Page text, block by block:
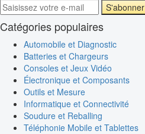
S'abonner
Catégories populaires
Automobile et Diagnostic
Batteries et Chargeurs
Consoles et Jeux Vidéo
Électronique et Composants
Outils et Mesure
Informatique et Connectivité
Soudure et Reballing
Téléphonie Mobile et Tablettes